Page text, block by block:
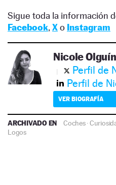
Sigue toda la información
Facebook, Xo Instagram
Nicole Olguín
Perfil de
Perfil de
VER BIOGRAFÍA
ARCHIVADO EN Coches·
Logos